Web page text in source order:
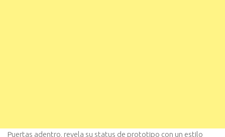
Puertas adentro, revela su status de prototipo con un estilo